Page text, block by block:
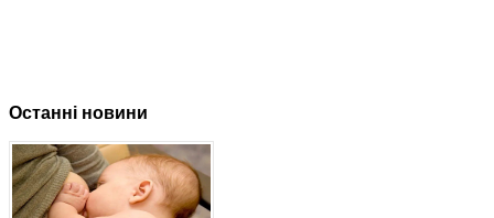
Останні новини